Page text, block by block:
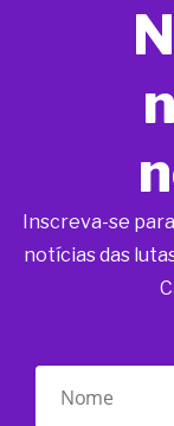
Inscreva-se
notícias das